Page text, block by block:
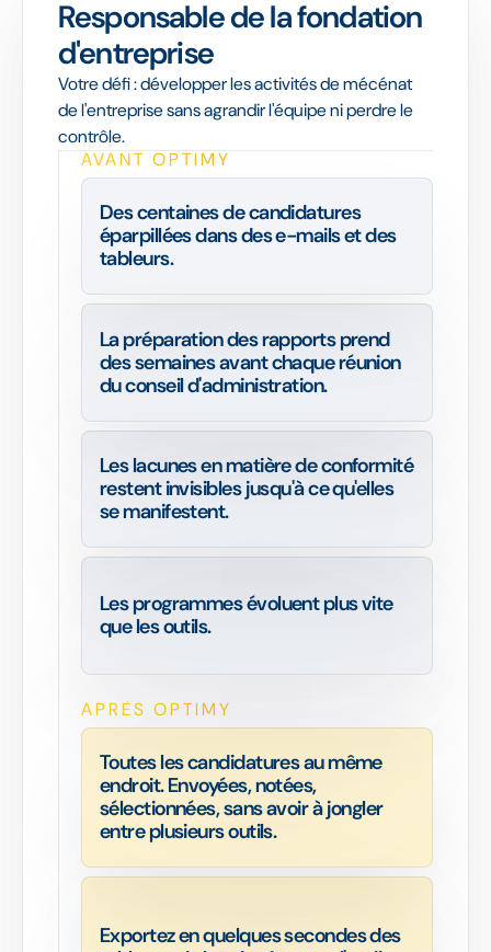
Responsable de la fondation
d'entreprise
Votre défi : développer les activités de mécénat
de l'entreprise sans agrandir l'équipe ni perdre le
contrôle.
AVANT OPTIMY
Des centaines de candidatures
éparpillées dans des e-mails et des
tableurs.
La préparation des rapports prend
des semaines avant chaque réunion
du conseil d'administration.
Les lacunes en matière de conformité
restent invisibles jusqu'à ce qu'elles
se manifestent.
Les programmes évoluent plus vite
que les outils.
APRÈS OPTIMY
Toutes les candidatures au même
endroit. Envoyées, notées,
sélectionnées, sans avoir à jongler
entre plusieurs outils.
Exportez en quelques secondes des